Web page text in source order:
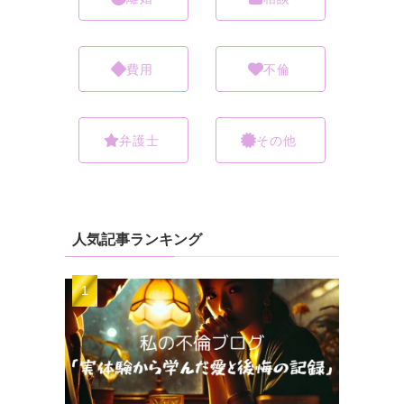
費用 不倫
弁護士 その他
人気記事ランキング